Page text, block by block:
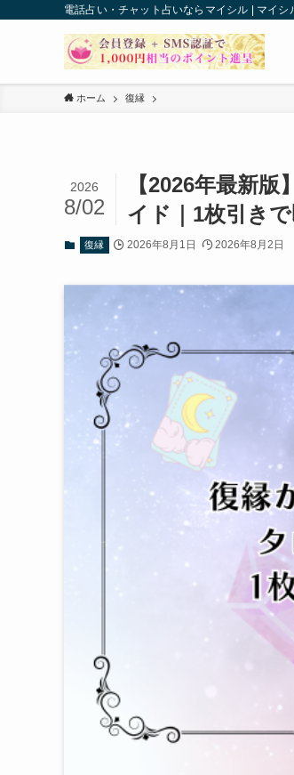
電話占い・チャット占いならマイシル | マイシ
ホーム 復縁
【2026年最新
イド｜1枚引き
2026
8/02
復縁 2026年8月1日 2026年8月2日